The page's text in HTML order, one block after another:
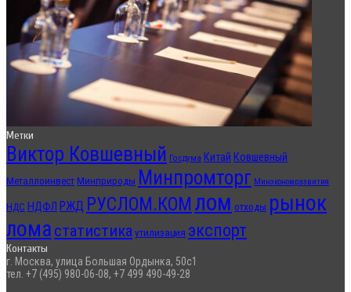
Метки
Виктор Ковшевный Госдума Китай Ковшевный
Металлоинвест Минприроды Минпромторг Минэкономразвития
НДС НДФЛ РЖД РУСЛОМ.КОМ лом отходы рынок
лома статистика утилизация экспорт
Контакты
г. Москва, улица Большая Ордынка, 50с1
тел. +7 (495) 980-06-08, +7 499 490-49-28